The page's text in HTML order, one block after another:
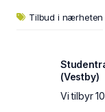
Tilbud i nærheten
(Vestby)
Vi tilbyr